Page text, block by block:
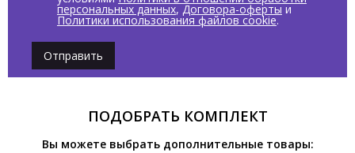
персональных данных, Договора-оферты и
Политики использования файлов cookie.
Отправить
ПОДОБРАТЬ КОМПЛЕКТ
Вы можете выбрать дополнительные товары: